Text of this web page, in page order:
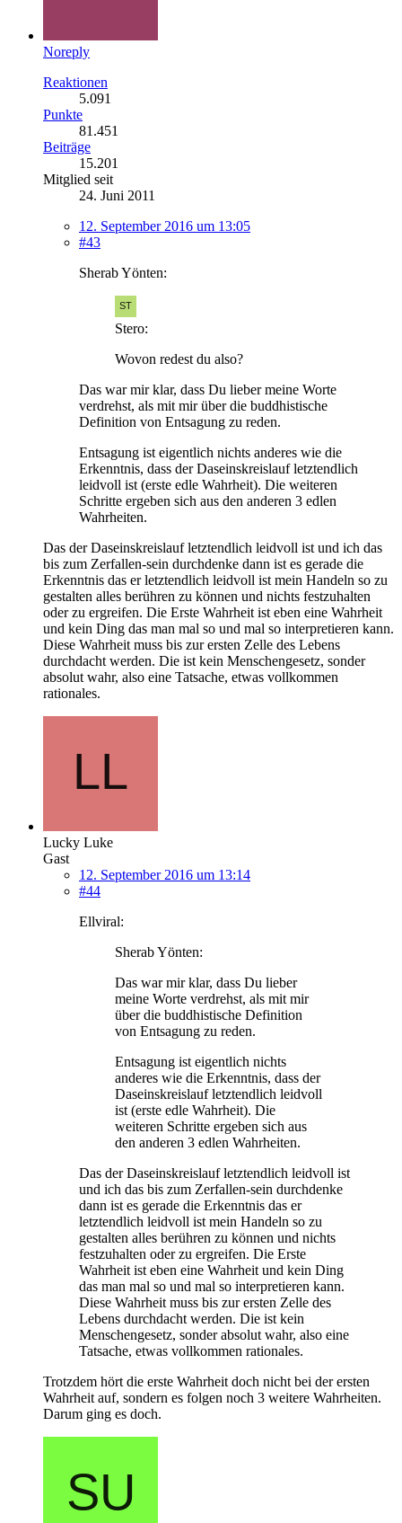
Noreply
Reaktionen
5.091
Punkte
81.451
Beiträge
15.201
Mitglied seit
24. Juni 2011
12. September 2016 um 13:05
#43
Sherab Yönten:
Stero:
Wovon redest du also?
Das war mir klar, dass Du lieber meine Worte
verdrehst, als mit mir über die buddhistische
Definition von Entsagung zu reden.
Entsagung ist eigentlich nichts anderes wie die
Erkenntnis, dass der Daseinskreislauf letztendlich
leidvoll ist (erste edle Wahrheit). Die weiteren
Schritte ergeben sich aus den anderen 3 edlen
Wahrheiten.
Das der Daseinskreislauf letztendlich leidvoll ist und ich das
bis zum Zerfallen-sein durchdenke dann ist es gerade die
Erkenntnis das er letztendlich leidvoll ist mein Handeln so zu
gestalten alles berühren zu können und nichts festzuhalten
oder zu ergreifen. Die Erste Wahrheit ist eben eine Wahrheit
und kein Ding das man mal so und mal so interpretieren kann.
Diese Wahrheit muss bis zur ersten Zelle des Lebens
durchdacht werden. Die ist kein Menschengesetz, sonder
absolut wahr, also eine Tatsache, etwas vollkommen
rationales.
Lucky Luke
Gast
12. September 2016 um 13:14
#44
Ellviral:
Sherab Yönten:
Das war mir klar, dass Du lieber
meine Worte verdrehst, als mit mir
über die buddhistische Definition
von Entsagung zu reden.
Entsagung ist eigentlich nichts
anderes wie die Erkenntnis, dass der
Daseinskreislauf letztendlich leidvoll
ist (erste edle Wahrheit). Die
weiteren Schritte ergeben sich aus
den anderen 3 edlen Wahrheiten.
Das der Daseinskreislauf letztendlich leidvoll ist
und ich das bis zum Zerfallen-sein durchdenke
dann ist es gerade die Erkenntnis das er
letztendlich leidvoll ist mein Handeln so zu
gestalten alles berühren zu können und nichts
festzuhalten oder zu ergreifen. Die Erste
Wahrheit ist eben eine Wahrheit und kein Ding
das man mal so und mal so interpretieren kann.
Diese Wahrheit muss bis zur ersten Zelle des
Lebens durchdacht werden. Die ist kein
Menschengesetz, sonder absolut wahr, also eine
Tatsache, etwas vollkommen rationales.
Trotzdem hört die erste Wahrheit doch nicht bei der ersten
Wahrheit auf, sondern es folgen noch 3 weitere Wahrheiten.
Darum ging es doch.